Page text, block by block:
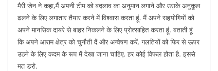
मैरी जेन ने कहा,मैं अपनी टीम को बदलाव का अनुमान लगाने और उसके अनुकूल
ढलने के लिए लगातार तैयार करने में विश्वास करता हूं. मैं अपने सहयोगियों को
अपने मानसिक दायरे से बाहर निकलने के लिए प्रोत्साहित करता हूं. बताती हूं
कि अपने आराम क्षेत्र को चुनौती दें और अन्वेषण करें. गलतियों को फिर से ऊपर
उठने के लिए कदम के रूप में देखा जाना चाहिए. हर कोई विफल होता है. इससे
मत डरो.